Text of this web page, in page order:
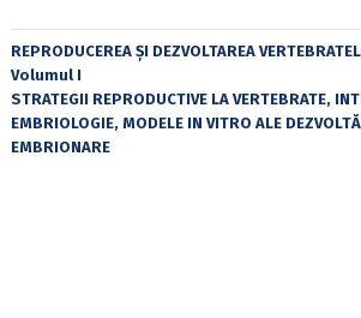
REPRODUCEREA ȘI DEZVOLTAREA
Volumul I
STRATEGII REPRODUCTIVE LA VERTEBRATE,
EMBRIOLOGIE, MODELE IN VITRO ALE
EMBRIONARE